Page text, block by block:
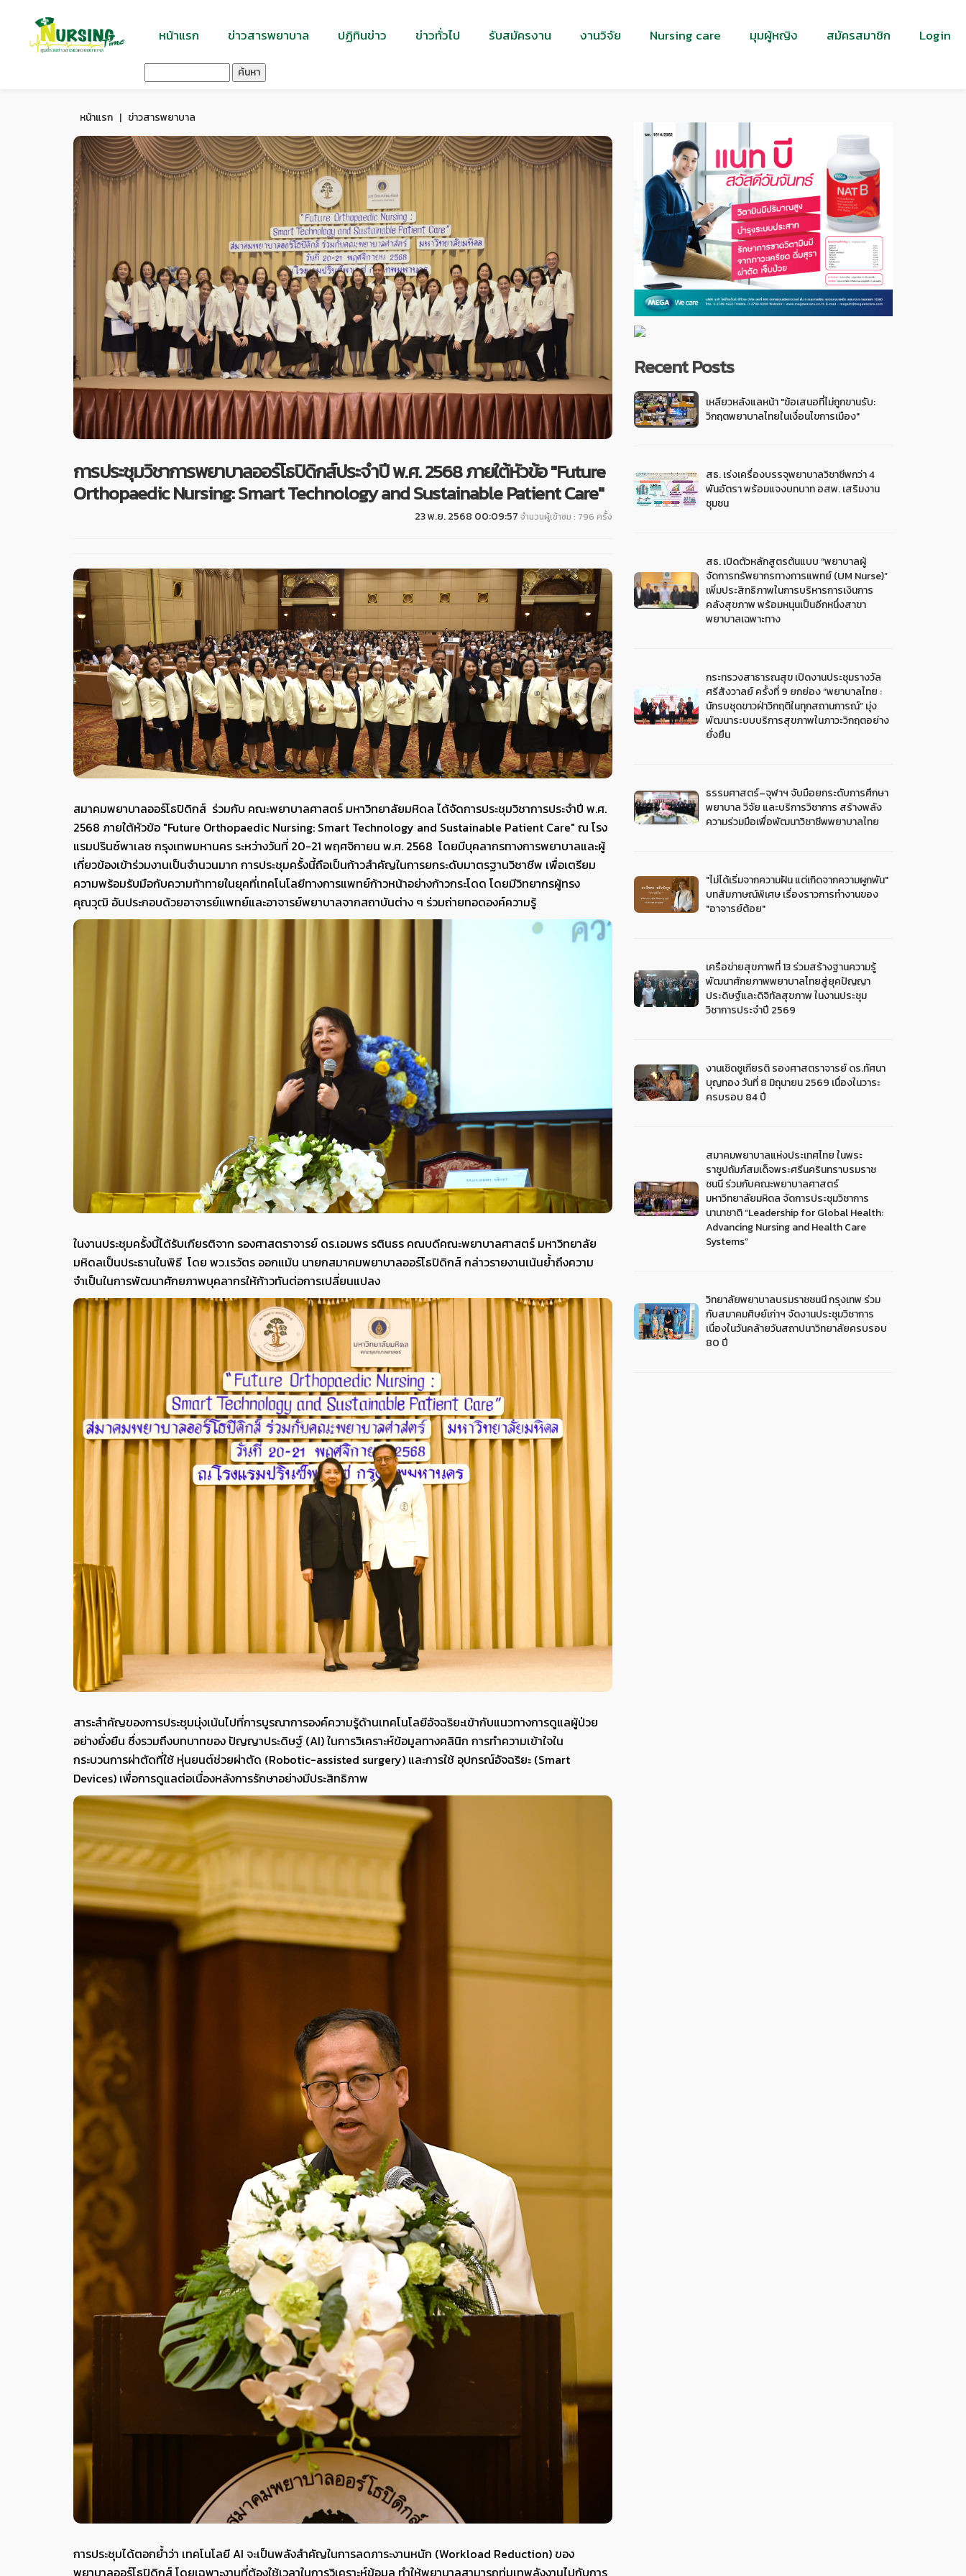
หน้าแรก ข่าวสารพยาบาล ปฏิทินข่าว ข่าวทั่วไป รับสมัครงาน งานวิจัย Nursing care มุมผู้หญิง สมัครสมาชิก Login
ค้นหา
หน้าแรก | ข่าวสารพยาบาล
การประชุมวิชาการพยาบาลออร์โธปิดิกส์ประจำปี พ.ศ. 2568 ภายใต้หัวข้อ "Future
Orthopaedic Nursing: Smart Technology and Sustainable Patient Care"
23 พ.ย. 2568 00:09:57 จำนวนผู้เข้าชม : 796 ครั้ง
สมาคมพยาบาลออร์โธปิดิกส์ ร่วมกับ คณะพยาบาลศาสตร์ มหาวิทยาลัยมหิดล ได้จัดการประชุมวิชาการประจำปี พ.ศ.
2568 ภายใต้หัวข้อ "Future Orthopaedic Nursing: Smart Technology and Sustainable Patient Care" ณ โรง
แรมปรินซ์พาเลซ กรุงเทพมหานคร ระหว่างวันที่ 20-21 พฤศจิกายน พ.ศ. 2568 โดยมีบุคลากรทางการพยาบาลและผู้
เกี่ยวข้องเข้าร่วมงานเป็นจำนวนมาก การประชุมครั้งนี้ถือเป็นก้าวสำคัญในการยกระดับมาตรฐานวิชาชีพ เพื่อเตรียม
ความพร้อมรับมือกับความท้าทายในยุคที่เทคโนโลยีทางการแพทย์ก้าวหน้าอย่างก้าวกระโดด โดยมีวิทยากรผู้ทรง
คุณวุฒิ อันประกอบด้วยอาจารย์แพทย์และอาจารย์พยาบาลจากสถาบันต่าง ๆ ร่วมถ่ายทอดองค์ความรู้
ในงานประชุมครั้งนี้ได้รับเกียรติจาก รองศาสตราจารย์ ดร.เอมพร รตินธร คณบดีคณะพยาบาลศาสตร์ มหาวิทยาลัย
มหิดลเป็นประธานในพิธี โดย พว.เรวัตร ออกแม้น นายกสมาคมพยาบาลออร์โธปิดิกส์ กล่าวรายงานเน้นย้ำถึงความ
จำเป็นในการพัฒนาศักยภาพบุคลากรให้ก้าวทันต่อการเปลี่ยนแปลง
สาระสำคัญของการประชุมมุ่งเน้นไปที่การบูรณาการองค์ความรู้ด้านเทคโนโลยีอัจฉริยะเข้ากับแนวทางการดูแลผู้ป่วย
อย่างยั่งยืน ซึ่งรวมถึงบทบาทของ ปัญญาประดิษฐ์ (AI) ในการวิเคราะห์ข้อมูลทางคลินิก การทำความเข้าใจใน
กระบวนการผ่าตัดที่ใช้ หุ่นยนต์ช่วยผ่าตัด (Robotic-assisted surgery) และการใช้ อุปกรณ์อัจฉริยะ (Smart
Devices) เพื่อการดูแลต่อเนื่องหลังการรักษาอย่างมีประสิทธิภาพ
การประชุมได้ตอกย้ำว่า เทคโนโลยี AI จะเป็นพลังสำคัญในการลดภาระงานหนัก (Workload Reduction) ของ
พยาบาลออร์โธปิดิกส์ โดยเฉพาะงานที่ต้องใช้เวลาในการวิเคราะห์ข้อมูล ทำให้พยาบาลสามารถทุ่มเทพลังงานไปกับการ
Recent Posts
เหลียวหลังแลหน้า "ข้อเสนอที่ไม่ถูกขานรับ:
วิกฤตพยาบาลไทยในเงื่อนไขการเมือง"
สธ. เร่งเครื่องบรรจุพยาบาลวิชาชีพกว่า 4
พันอัตรา พร้อมแจงบทบาท อสพ. เสริมงาน
ชุมชน
สธ. เปิดตัวหลักสูตรต้นแบบ “พยาบาลผู้
จัดการทรัพยากรทางการแพทย์ (UM Nurse)”
เพิ่มประสิทธิภาพในการบริหารการเงินการ
คลังสุขภาพ พร้อมหนุนเป็นอีกหนึ่งสาขา
พยาบาลเฉพาะทาง
กระทรวงสาธารณสุข เปิดงานประชุมรางวัล
ศรีสังวาลย์ ครั้งที่ 9 ยกย่อง “พยาบาลไทย :
นักรบชุดขาวฝ่าวิกฤติในทุกสถานการณ์” มุ่ง
พัฒนาระบบบริการสุขภาพในภาวะวิกฤตอย่าง
ยั่งยืน
ธรรมศาสตร์–จุฬาฯ จับมือยกระดับการศึกษา
พยาบาล วิจัย และบริการวิชาการ สร้างพลัง
ความร่วมมือเพื่อพัฒนาวิชาชีพพยาบาลไทย
"ไม่ได้เริ่มจากความฝัน แต่เกิดจากความผูกพัน"
บทสัมภาษณ์พิเศษ เรื่องราวการทำงานของ
"อาจารย์ต้อย"
เครือข่ายสุขภาพที่ 13 ร่วมสร้างฐานความรู้
พัฒนาศักยภาพพยาบาลไทยสู่ยุคปัญญา
ประดิษฐ์และดิจิทัลสุขภาพ ในงานประชุม
วิชาการประจำปี 2569
งานเชิดชูเกียรติ รองศาสตราจารย์ ดร.ทัศนา
บุญทอง วันที่ 8 มิถุนายน 2569 เนื่องในวาระ
ครบรอบ 84 ปี
สมาคมพยาบาลแห่งประเทศไทย ในพระ
ราชูปถัมภ์สมเด็จพระศรีนครินทราบรมราช
ชนนี ร่วมกับคณะพยาบาลศาสตร์
มหาวิทยาลัยมหิดล จัดการประชุมวิชาการ
นานาชาติ “Leadership for Global Health:
Advancing Nursing and Health Care
Systems”
วิทยาลัยพยาบาลบรมราชชนนี กรุงเทพ ร่วม
กับสมาคมศิษย์เก่าฯ จัดงานประชุมวิชาการ
เนื่องในวันคล้ายวันสถาปนาวิทยาลัยครบรอบ
80 ปี